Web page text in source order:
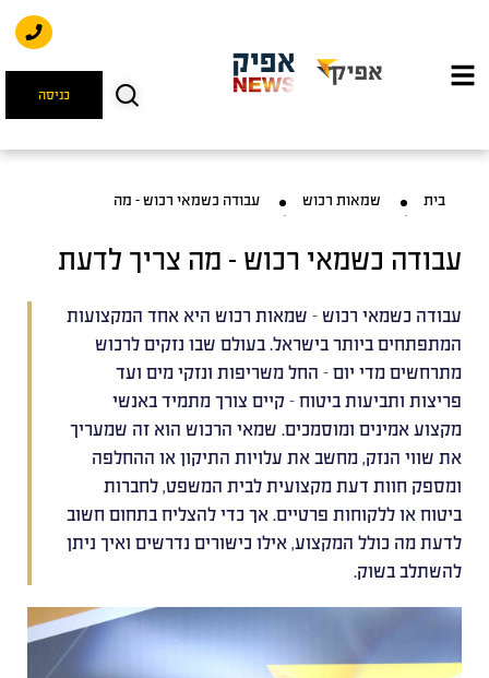
כניסה
בית שמאות רכוש עבודה כשמאי רכוש – מה
עבודה כשמאי רכוש – מה צריך לדעת
עבודה כשמאי רכוש - שמאות רכוש היא אחד המקצועות
המתפתחים ביותר בישראל. בעולם שבו נזקים לרכוש
מתרחשים מדי יום – החל משריפות ונזקי מים ועד
פריצות ותביעות ביטוח – קיים צורך מתמיד באנשי
מקצוע אמינים ומוסמכים. שמאי הרכוש הוא זה שמעריך
את שווי הנזק, מחשב את עלויות התיקון או ההחלפה
ומספק חוות דעת מקצועית לבית המשפט, לחברות
ביטוח או ללקוחות פרטיים. אך כדי להצליח בתחום חשוב
לדעת מה כולל המקצוע, אילו כישורים נדרשים ואיך ניתן
להשתלב בשוק.